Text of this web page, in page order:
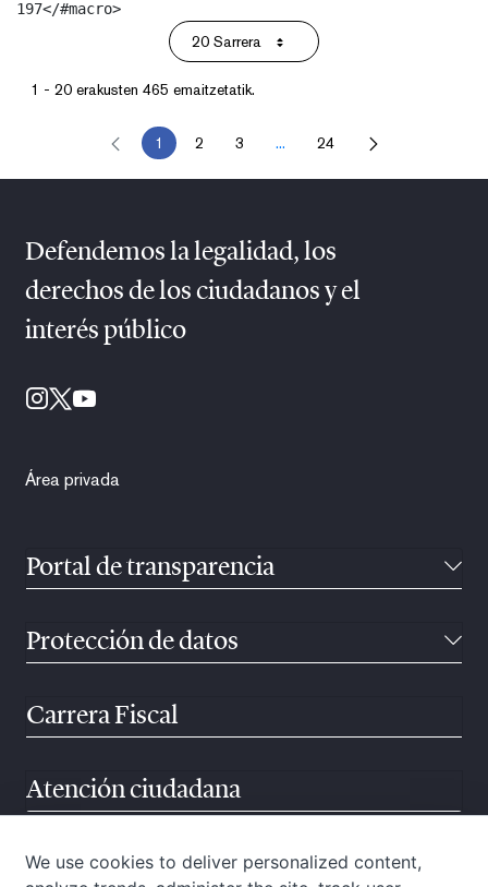
197</#macro>
20 SarreraPer Page
1 - 20 erakusten 465 emaitzetatik.
Orrialdea
1 Orrialdea
2 Orrialdea
3 ...Intermediate Pages Use TAB
Orrialdea
24
Defendemos la legalidad, los
derechos de los ciudadanos y el
interés público
Área privada
Portal de transparencia
Protección de datos
Carrera Fiscal
Atención ciudadana
We use cookies to deliver personalized content,